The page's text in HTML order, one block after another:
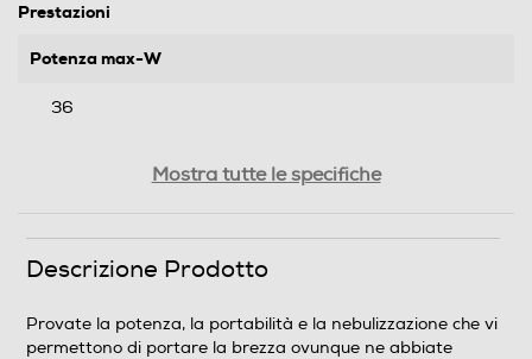
Prestazioni
Potenza max-W
36
Base oscillante
Mostra tutte le specifiche
Descrizione Prodotto
Provate la potenza, la portabilità e la nebulizzazione che vi
permettono di portare la brezza ovunque ne abbiate